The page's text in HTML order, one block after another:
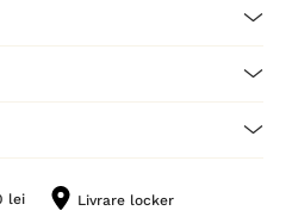
lei Livrare locker